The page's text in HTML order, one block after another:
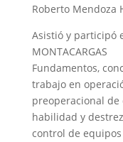
Roberto Mendoza
Asistió y participó
MONTACARGAS
Fundamentos,
trabajo en
preoperacional
habilidad y
control de